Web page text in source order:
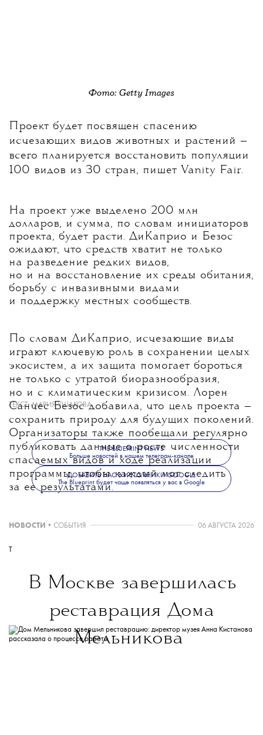
Фото: Getty Images
Проект будет посвящен спасению
исчезающих видов животных и растений —
всего планируется восстановить популяции
100 видов из 30 стран, пишет Vanity Fair.
На проект уже выделено 200 млн
долларов, и сумма, по словам инициаторов
проекта, будет расти. ДиКаприо и Безос
ожидают, что средств хватит не только
на разведение редких видов,
но и на восстановление их среды обитания,
борьбу с инвазивными видами
и поддержку местных сообществ.
По словам ДиКаприо, исчезающие виды
играют ключевую роль в сохранении целых
экосистем, а их защита помогает бороться
не только с утратой биоразнообразия,
но и с климатическим кризисом. Лорен
Санчес Безос добавила, что цель проекта —
сохранить природу для будущих поколений.
Организаторы также пообещали регулярно
публиковать данные о росте численности
спасаемых видов и ходе реализации
программы, чтобы каждый мог следить
за ее результатами.
ТЕКСТ:МАРИЯ УШАКОВА
THE BLUEPRINT NEWS
Больше новостей в нашем телеграм-канале
ДОБАВИТЬ НАС В ИСТОЧНИКИ GOOGLE
The Blueprint будет чаще появляться у вас в Google
НОВОСТИ • СОБЫТИЯ 06 АВГУСТА 2026
T
В Москве завершилась
реставрация Дома
Мельникова